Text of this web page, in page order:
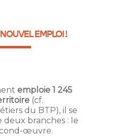
EMPLOI !
emploie 1 245
(cf.
du BTP), il se
branches : le
œuvre.